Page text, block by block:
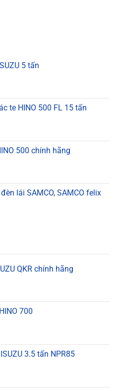
5 tấn
te HINO 500 FL 15 tấn
500 chính hãng
lái SAMCO, SAMCO felix
QKR chính hãng
700
3.5 tấn NPR85